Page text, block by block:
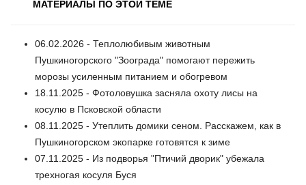
МАТЕРИАЛЫ ПО ЭТОЙ ТЕМЕ
06.02.2026 - Теплолюбивым животным
Пушкиногорского "Зоограда" помогают пережить
морозы усиленным питанием и обогревом
18.11.2025 - Фотоловушка засняла охоту лисы на
косулю в Псковской области
08.11.2025 - Утеплить домики сеном. Расскажем, как в
Пушкиногорском экопарке готовятся к зиме
07.11.2025 - Из подворья "Птичий дворик" убежала
трехногая косуля Буся